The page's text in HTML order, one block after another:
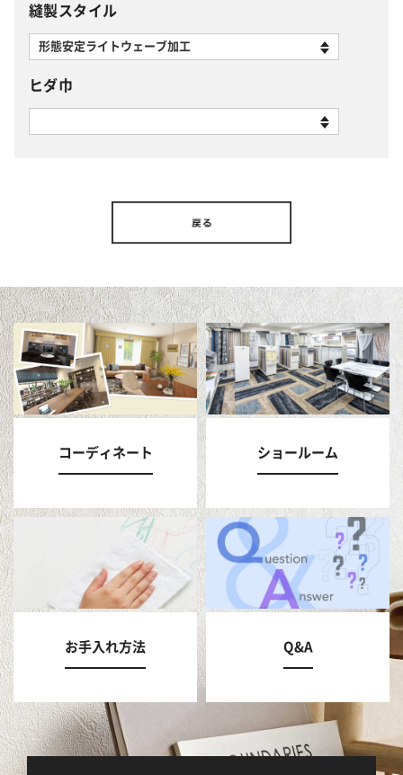
縫製スタイル
ヒダ巾
コーディネート ショールーム
お手入れ方法 Q&A